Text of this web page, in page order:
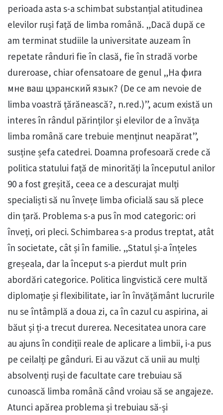
perioada asta s-a schimbat substanțial atitudinea
elevilor ruși față de limba română. „Dacă după ce
am terminat studiile la universitate auzeam în
repetate rânduri fie în clasă, fie în stradă vorbe
dureroase, chiar ofensatoare de genul „На фига
мне ваш цэранский язык? (De ce am nevoie de
limba voastră țărănească?, n.red.)”, acum există un
interes în rândul părinților și elevilor de a învăța
limba română care trebuie menținut neapărat”,
susține șefa catedrei. Doamna profesoară crede că
politica statului față de minorități la începutul anilor
90 a fost greșită, ceea ce a descurajat mulți
specialiști să nu învețe limba oficială sau să plece
din țară. Problema s-a pus în mod categoric: ori
înveți, ori pleci. Schimbarea s-a produs treptat, atât
în societate, cât și în familie. „Statul și-a înțeles
greșeala, dar la început s-a pierdut mult prin
abordări categorice. Politica lingvistică cere multă
diplomație și flexibilitate, iar în învățământ lucrurile
nu se întâmplă a doua zi, ca în cazul cu aspirina, ai
băut și ți-a trecut durerea. Necesitatea unora care
au ajuns în condiții reale de aplicare a limbii, i-a pus
pe ceilalți pe gânduri. Ei au văzut că unii au mulți
absolvenți ruși de facultate care trebuiau să
cunoască limba română când vroiau să se angajeze.
Atunci apărea problema și trebuiau să-și